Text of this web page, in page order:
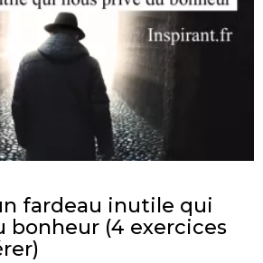
fardeau inutile qui
bonheur (4 exercices